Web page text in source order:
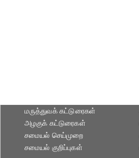
மருத்துவக் கட்டுரைகள்
அழகுக் கட்டுரைகள்
சமையல் செய்முறை
சமையல் குறிப்புகள்